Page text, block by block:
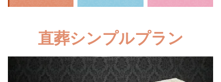
直葬シンプルプラン